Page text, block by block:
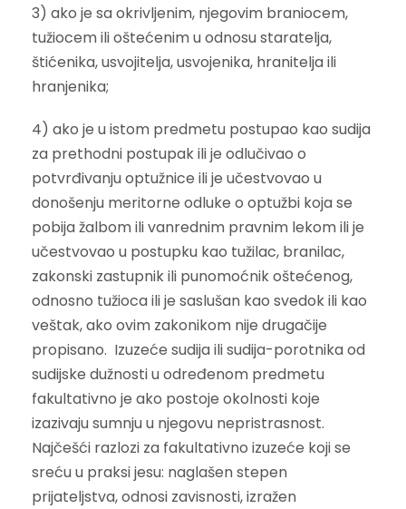
3) ako je sa okrivljenim, njegovim braniocem,
tužiocem ili oštećenim u odnosu staratelja,
štićenika, usvojitelja, usvojenika, hranitelja ili
hranjenika;
4) ako je u istom predmetu postupao kao sudija
za prethodni postupak ili je odlučivao o
potvrđivanju optužnice ili je učestvovao u
donošenju meritorne odluke o optužbi koja se
pobija žalbom ili vanrednim pravnim lekom ili je
učestvovao u postupku kao tužilac, branilac,
zakonski zastupnik ili punomoćnik oštećenog,
odnosno tužioca ili je saslušan kao svedok ili kao
veštak, ako ovim zakonikom nije drugačije
propisano. Izuzeće sudija ili sudija-porotnika od
sudijske dužnosti u određenom predmetu
fakultativno je ako postoje okolnosti koje
izazivaju sumnju u njegovu nepristrasnost.
Najčešći razlozi za fakultativno izuzeće koji se
sreću u praksi jesu: naglašen stepen
prijateljstva, odnosi zavisnosti, izražen